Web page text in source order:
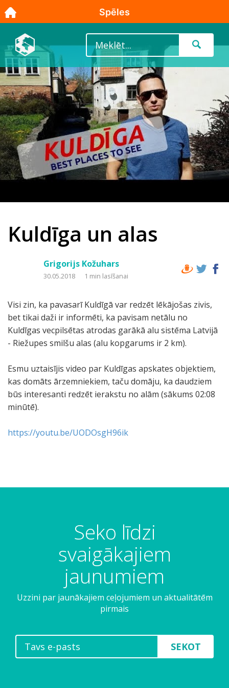
Kuldīga un alas
Grigorijs Kožuhars
30.05.2018 1 min lasīšanai
Visi zin, ka pavasarī Kuldīgā var redzēt lēkājošas zivis,
bet tikai daži ir informēti, ka pavisam netālu no
Kuldīgas vecpilsētas atrodas garākā alu sistēma Latvijā
- Riežupes smilšu alas (alu kopgarums ir 2 km).
Esmu uztaisījis video par Kuldīgas apskates objektiem,
kas domāts ārzemniekiem, taču domāju, ka daudziem
būs interesanti redzēt ierakstu no alām (sākums 02:08
minūtē).
https://youtu.be/UODOsgH96ik
Seko līdzi
svaigākajiem
jaunumiem
Uzzini par jaunākajiem ceļojumiem un aktualitātēm
pirmais
SEKOT